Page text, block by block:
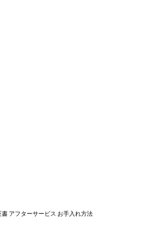
書 アフターサービス お手入れ方法